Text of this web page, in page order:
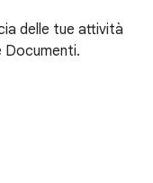
delle tue attività
Documenti.